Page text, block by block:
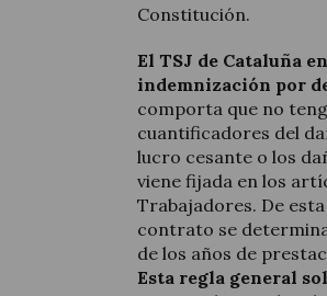
Constitución.
El TSJ de Cataluña
indemnización por
comporta que no
cuantificadores del
lucro cesante o los
viene fijada en los
Trabajadores. De
contrato se
de los años de
Esta regla general